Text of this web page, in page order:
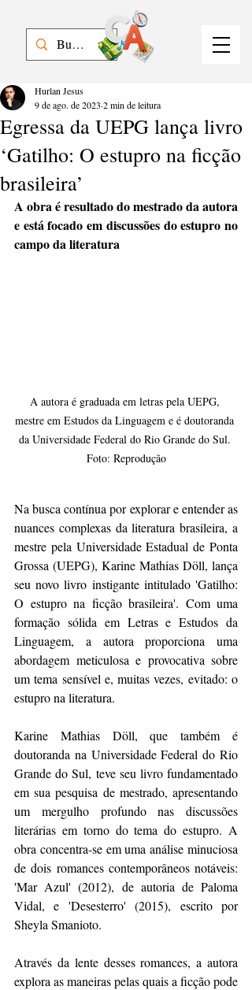
Egressa da UEPG lança livro
‘Gatilho: O estupro na ficção
brasileira’
Hurlan Jesus
9 de ago. de 2023 2 min de leitura
A obra é resultado do mestrado da autora
e está focado em discussões do estupro no
campo da literatura
A autora é graduada em letras pela UEPG,
mestre em Estudos da Linguagem e é doutoranda
da Universidade Federal do Rio Grande do Sul.
Foto: Reprodução
Na busca contínua por explorar e entender as
nuances complexas da literatura brasileira, a
mestre pela Universidade Estadual de Ponta
Grossa (UEPG), Karine Mathias Döll, lança
seu novo livro instigante intitulado 'Gatilho:
O estupro na ficção brasileira'. Com uma
formação sólida em Letras e Estudos da
Linguagem, a autora proporciona uma
abordagem meticulosa e provocativa sobre
um tema sensível e, muitas vezes, evitado: o
estupro na literatura.
Karine Mathias Döll, que também é
doutoranda na Universidade Federal do Rio
Grande do Sul, teve seu livro fundamentado
em sua pesquisa de mestrado, apresentando
um mergulho profundo nas discussões
literárias em torno do tema do estupro. A
obra concentra-se em uma análise minuciosa
de dois romances contemporâneos notáveis:
'Mar Azul' (2012), de autoria de Paloma
Vidal, e 'Desesterro' (2015), escrito por
Sheyla Smanioto.
Através da lente desses romances, a autora
explora as maneiras pelas quais a ficção pode